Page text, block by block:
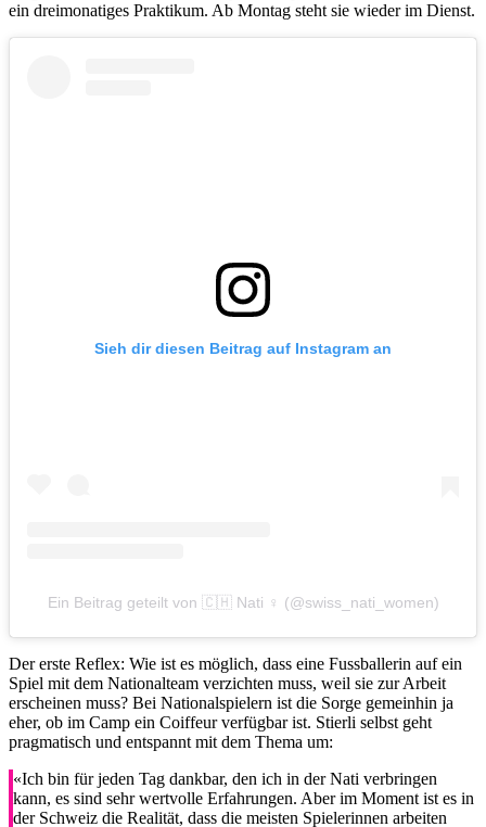
ein dreimonatiges Praktikum. Ab Montag steht sie wieder im Dienst.
Sieh dir diesen Beitrag auf Instagram an
Ein Beitrag geteilt von 🇨🇭 Nati ♀️ (@swiss_nati_women)
Der erste Reflex: Wie ist es möglich, dass eine Fussballerin auf ein
Spiel mit dem Nationalteam verzichten muss, weil sie zur Arbeit
erscheinen muss? Bei Nationalspielern ist die Sorge gemeinhin ja
eher, ob im Camp ein Coiffeur verfügbar ist. Stierli selbst geht
pragmatisch und entspannt mit dem Thema um:
«Ich bin für jeden Tag dankbar, den ich in der Nati verbringen
kann, es sind sehr wertvolle Erfahrungen. Aber im Moment ist es in
der Schweiz die Realität, dass die meisten Spielerinnen arbeiten